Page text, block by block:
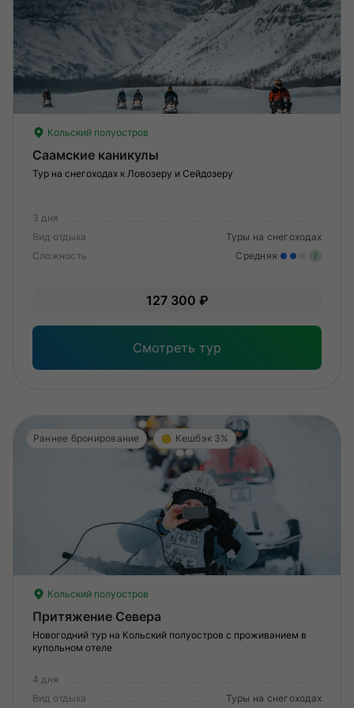
Кольский полуостров
Саамские каникулы
Тур на снегоходах к Ловозеру и Сейдозеру
3 дня
Вид отдыха
Туры на снегоходах
Сложность
Средняя ?
127 300 ₽
Смотреть тур
Раннее бронирование Кешбэк 3%
Кольский полуостров
Притяжение Севера
Новогодний тур на Кольский полуостров с проживанием в
купольном отеле
4 дня
Вид отдыха
Туры на снегоходах